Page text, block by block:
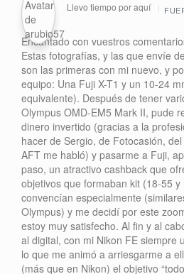
Llevo tiempo por aquí
Encantado con vuestros
Estas fotografías, y las que envíe
son las primeras con mi nuevo, y
equipo: Una Fuji X-T1 y un 10-24
equivalente). Después de tener
Olympus OMD-EM5 Mark II, pude
dinero invertido (gracias a la
hacer de Sergio, de Fotocasión,
AFT me habló) y pasarme a Fuji,
paso, un atractivo cashback que
objetivos que formaban kit (18-55
convencían especialmente
Olympus) y me decidí por este
estoy muy satisfecho. Al fin y al
al digital, con mi Nikon FE siempre
lo que me animó a arriesgarme a
(más que en Nikon) el objetivo